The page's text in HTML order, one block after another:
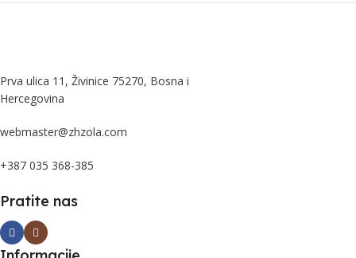
Prva ulica 11, Živinice 75270, Bosna i
Hercegovina
webmaster@zhzola.com
+387 035 368-385
Pratite nas